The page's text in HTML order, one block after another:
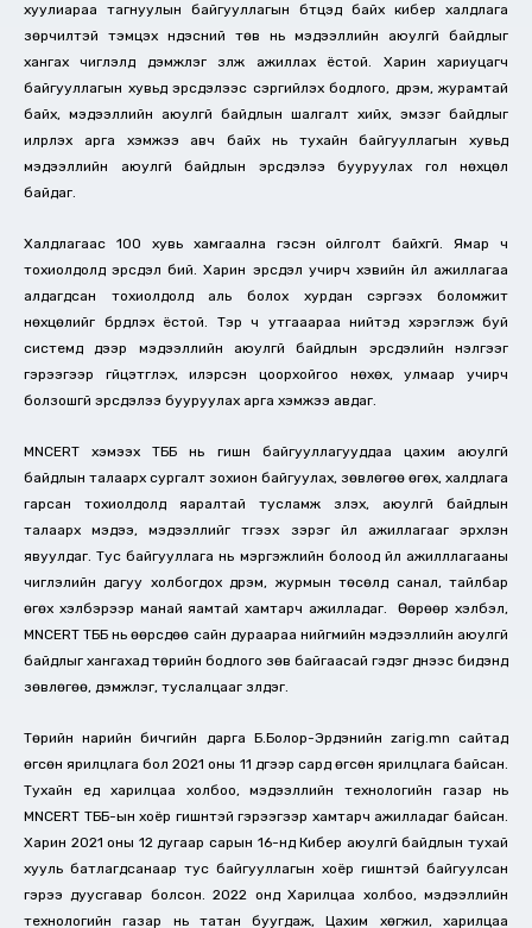
хуулиараа тагнуулын байгууллагын бүтцэд байх кибер халдлага
зөрчилтэй тэмцэх үндэсний төв нь мэдээллийн аюулгүй байдлыг
хангах чиглэлд дэмжлэг үзүүлж ажиллах ёстой. Харин хариуцагч
байгууллагын хувьд эрсдэлээс сэргийлэх бодлого, дүрэм, журамтай
байх, мэдээллийн аюулгүй байдлын шалгалт хийх, эмзэг байдлыг
илрүүлэх арга хэмжээ авч байх нь тухайн байгууллагын хувьд
мэдээллийн аюулгүй байдлын эрсдэлээ бууруулах гол нөхцөл
байдаг.
Халдлагаас 100 хувь хамгаална гэсэн ойлголт байхгүй. Ямар ч
тохиолдолд эрсдэл бий. Харин эрсдэл учирч хэвийн үйл ажиллагаа
алдагдсан тохиолдолд аль болох хурдан сэргээх боломжит
нөхцөлийг бүрдүүлэх ёстой. Тэр ч утгааараа нийтэд хэрэглэж буй
системүүд дээр мэдээллийн аюулгүй байдлын эрсдэлийн үнэлгээг
гэрээгээр гүйцэтгүүлэх, илэрсэн цоорхойгоо нөхөх, улмаар учирч
болзошгүй эрсдэлээ бууруулах арга хэмжээ авдаг.
MNCERT хэмээх ТББ нь гишүүн байгууллагууддаа цахим аюулгүй
байдлын талаарх сургалт зохион байгуулах, зөвлөгөө өгөх, халдлага
гарсан тохиолдолд яаралтай тусламж үзүүлэх, аюулгүй байдлын
талаарх мэдээ, мэдээллийг түгээх зэрэг үйл ажиллагааг эрхлэн
явуулдаг. Тус байгууллага нь мэргэжлийн болоод үйл ажилллагааны
чиглэлийн дагуу холбогдох дүрэм, журмын төсөлд санал, тайлбар
өгөх хэлбэрээр манай яамтай хамтарч ажилладаг. Өөрөөр хэлбэл,
MNCERT ТББ нь өөрсдөө сайн дураараа нийгмийн мэдээллийн аюулгүй
байдлыг хангахад төрийн бодлого зөв байгаасай гэдэг үүднээс бидэнд
зөвлөгөө, дэмжлэг, туслалцааг үзүүлдэг.
Төрийн нарийн бичгийн дарга Б.Болор-Эрдэнийн zarig.mn сайтад
өгсөн ярилцлага бол 2021 оны 11 дүгээр сард өгсөн ярилцлага байсан.
Тухайн үед харилцаа холбоо, мэдээллийн технологийн газар нь
MNCERT ТББ-ын хоёр гишүүнтэй гэрээгээр хамтарч ажилладаг байсан.
Харин 2021 оны 12 дугаар сарын 16-нд Кибер аюулгүй байдлын тухай
хууль батлагдсанаар тус байгууллагын хоёр гишүүнтэй байгуулсан
гэрээ дуусгавар болсон. 2022 онд Харилцаа холбоо, мэдээллийн
технологийн газар нь татан буугдаж, Цахим хөгжил, харилцаа